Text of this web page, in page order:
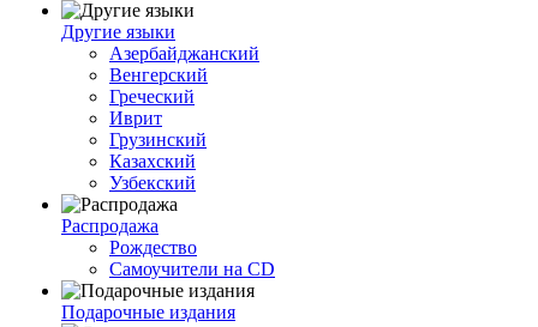
Другие языки
Азербайджанский
Венгерский
Греческий
Иврит
Грузинский
Казахский
Узбекский
Распродажа
Рождество
Самоучители на CD
Подарочные издания